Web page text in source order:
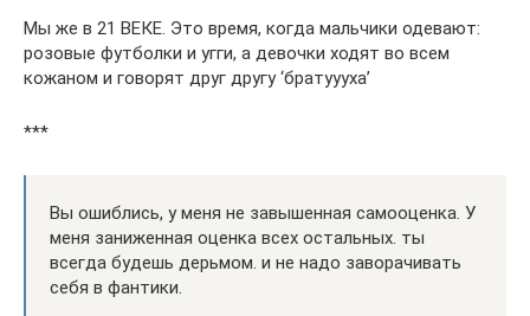
Мы же в 21 ВЕКЕ. Это время, когда мальчики одевают:
розовые футболки и угги, а девочки ходят во всем
кожаном и говорят друг другу ‘братуууха’
***
Вы ошиблись, у меня не завышенная самооценка. У
меня заниженная оценка всех остальных. ты
всегда будешь дерьмом. и не надо заворачивать
себя в фантики.